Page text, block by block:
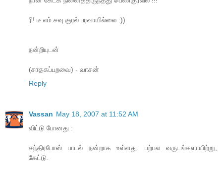
ரி! டீ.எம்.சவு குரல் பரவாயில்லை :))
நன்றியுடன்
(சாதகப்பறவை) - வாசன்
Reply
Vassan May 18, 2007 at 11:52 AM
விட்டு போனது :
சந்திரபோஸ் பாடல் நன்றாக உள்ளது. பற்பல வருடங்களாயிற்று,
கேட்டு.